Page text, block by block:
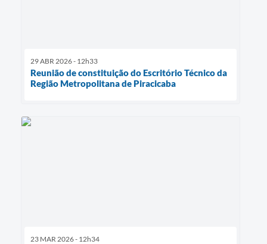
29 ABR 2026 - 12h33
Reunião de constituição do Escritório Técnico da
Região Metropolitana de Piracicaba
23 MAR 2026 - 12h34